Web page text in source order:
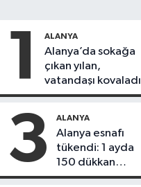
1 ALANYA
Alanya’da sokağa
çıkan yılan,
vatandaşı kovaladı
3 ALANYA
Alanya esnafı
tükendi: 1 ayda
150 dükkan
kapandı